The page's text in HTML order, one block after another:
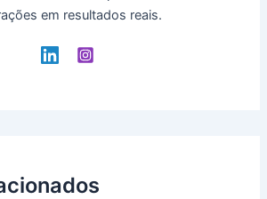
em resultados reais.